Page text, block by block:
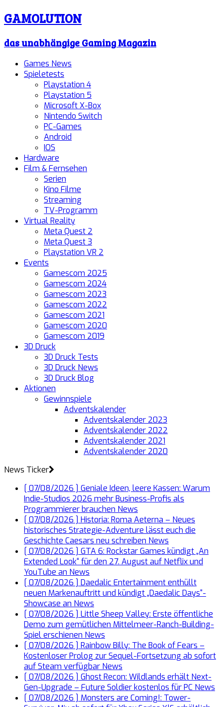
GAMOLUTION
das unabhängige Gaming Magazin
Games News
Spieletests
Playstation 4
Playstation 5
Microsoft X-Box
Nintendo Switch
PC-Games
Android
IOS
Hardware
Film & Fernsehen
Serien
Kino Filme
Streaming
TV-Programm
Virtual Reality
Meta Quest 2
Meta Quest 3
Playstation VR 2
Events
Gamescom 2025
Gamescom 2024
Gamescom 2023
Gamescom 2022
Gamescom 2021
Gamescom 2020
Gamescom 2019
3D Druck
3D Druck Tests
3D Druck News
3D Druck Blog
Aktionen
Gewinnspiele
Adventskalender
Adventskalender 2023
Adventskalender 2022
Adventskalender 2021
Adventskalender 2020
News Ticker
[ 07/08/2026 ] Geniale Ideen, leere Kassen: Warum
Indie-Studios 2026 mehr Business-Profis als
Programmierer brauchen News
[ 07/08/2026 ] Historia: Roma Aeterna – Neues
historisches Strategie-Adventure lässt euch die
Geschichte Caesars neu schreiben News
[ 07/08/2026 ] GTA 6: Rockstar Games kündigt „An
Extended Look“ für den 27. August auf Netflix und
YouTube an News
[ 07/08/2026 ] Daedalic Entertainment enthüllt
neuen Markenauftritt und kündigt „Daedalic Days“-
Showcase an News
[ 07/08/2026 ] Little Sheep Valley: Erste öffentliche
Demo zum gemütlichen Mittelmeer-Ranch-Building-
Spiel erschienen News
[ 07/08/2026 ] Rainbow Billy: The Book of Fears –
Kostenloser Prolog zur Sequel-Fortsetzung ab sofort
auf Steam verfügbar News
[ 07/08/2026 ] Ghost Recon: Wildlands erhält Next-
Gen-Upgrade – Future Soldier kostenlos für PC News
[ 07/08/2026 ] Monsters are Coming!: Tower-